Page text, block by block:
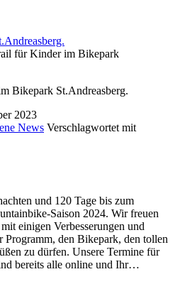
für Kinder im Bikepark
Bikepark St.Andreasberg.
2023
News Verschlagwortet mit
und 120 Tage bis zum
Saison 2024. Wir freuen
einigen Verbesserungen und
Programm, den Bikepark, den tollen
zu dürfen. Unsere Termine für
bereits alle online und Ihr…